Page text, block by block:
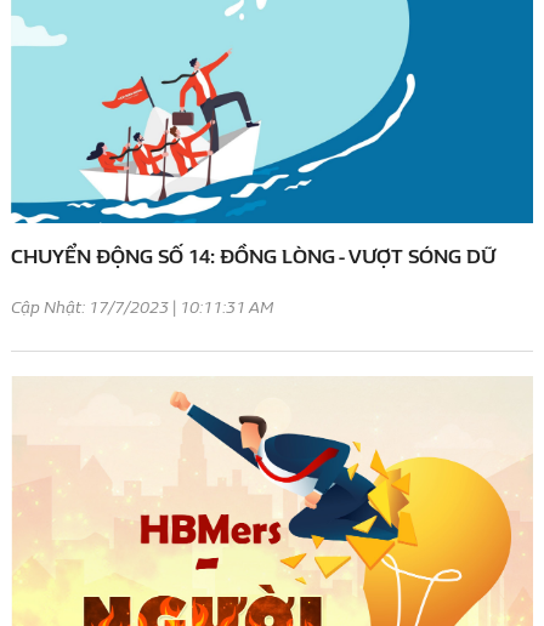
CHUYỂN ĐỘNG SỐ 14: ĐỒNG LÒNG - VƯỢT SÓNG DỮ
Cập Nhật: 17/7/2023 | 10:11:31 AM